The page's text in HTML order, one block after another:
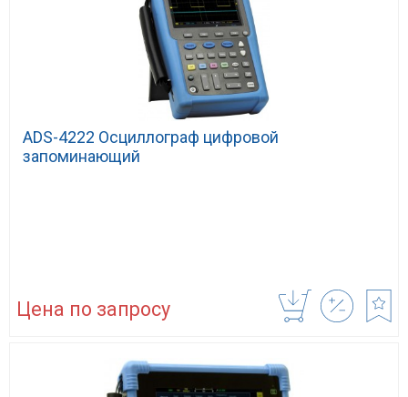
ADS-4222 Осциллограф цифровой
запоминающий
Цена по запросу